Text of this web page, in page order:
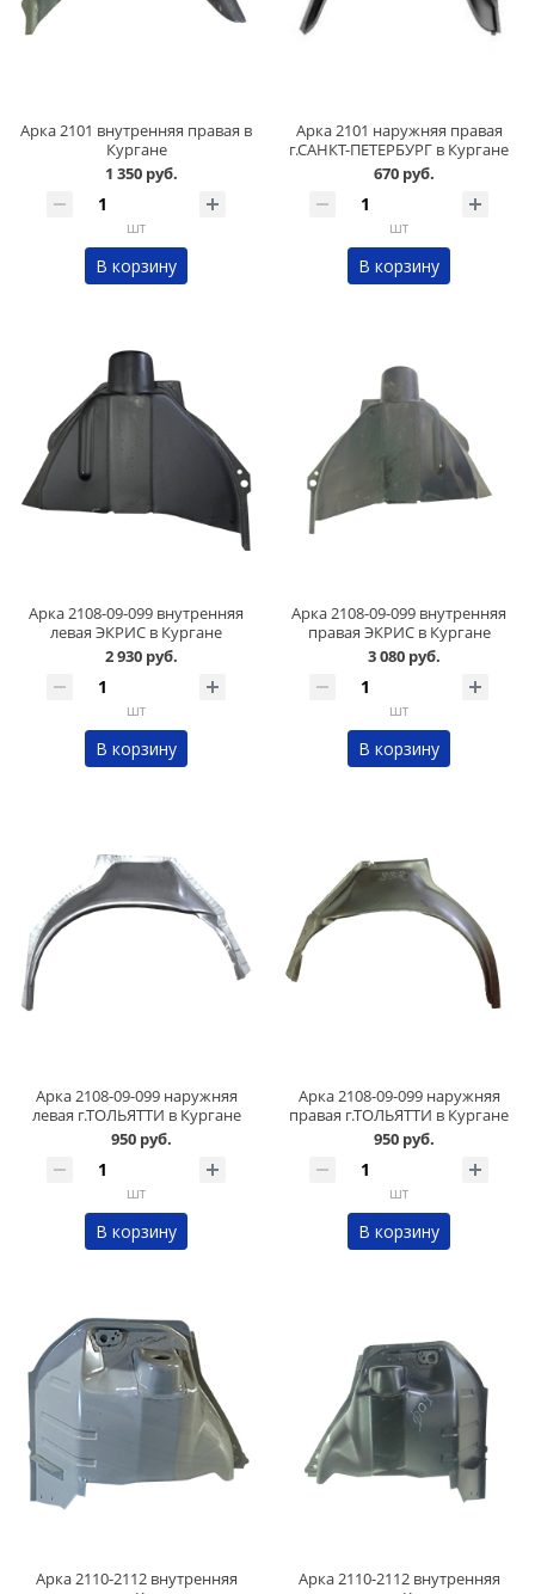
Арка 2101 внутренняя правая в
Кургане
1 350 руб.
шт
В корзину
Арка 2101 наружняя правая
г.САНКТ-ПЕТЕРБУРГ в Кургане
670 руб.
шт
В корзину
Арка 2108-09-099 внутренняя
левая ЭКРИС в Кургане
2 930 руб.
шт
В корзину
Арка 2108-09-099 внутренняя
правая ЭКРИС в Кургане
3 080 руб.
шт
В корзину
Арка 2108-09-099 наружняя
левая г.ТОЛЬЯТТИ в Кургане
950 руб.
шт
В корзину
Арка 2108-09-099 наружняя
правая г.ТОЛЬЯТТИ в Кургане
950 руб.
шт
В корзину
Арка 2110-2112 внутренняя
Арка 2110-2112 внутренняя